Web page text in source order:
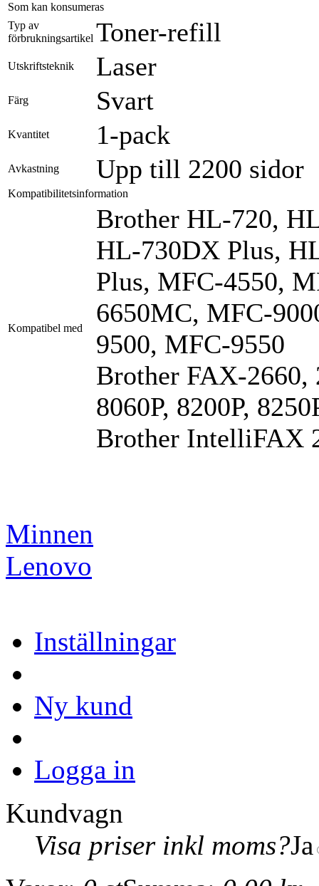
Som kan konsumeras
Typ av
förbrukningsartikel Toner-refill
Utskriftsteknik Laser
Färg Svart
Kvantitet 1-pack
Avkastning Upp till 2200 sidor
Kompatibilitetsinformation
Kompatibel med
Brother HL-720,
HL-730DX Plus,
Plus, MFC-4550,
6650MC, MFC-
9500, MFC-9550
Brother FAX-2660,
8060P, 8200P,
Brother IntelliFAX
Minnen
Lenovo
Inställningar
Ny kund
Logga in
Kundvagn
Visa priser inkl moms?Ja